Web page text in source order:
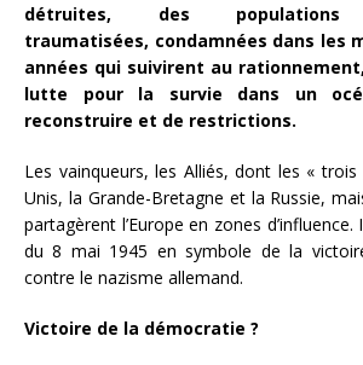
détruites, des populations
traumatisées, condamnées dans les
années qui suivirent au
lutte pour la survie dans un
reconstruire et de restrictions.
Les vainqueurs, les Alliés, dont les «
Unis, la Grande-Bretagne et la Russie,
partagèrent l’Europe en zones
du 8 mai 1945 en symbole de la
contre le nazisme allemand.
Victoire de la démocratie ?